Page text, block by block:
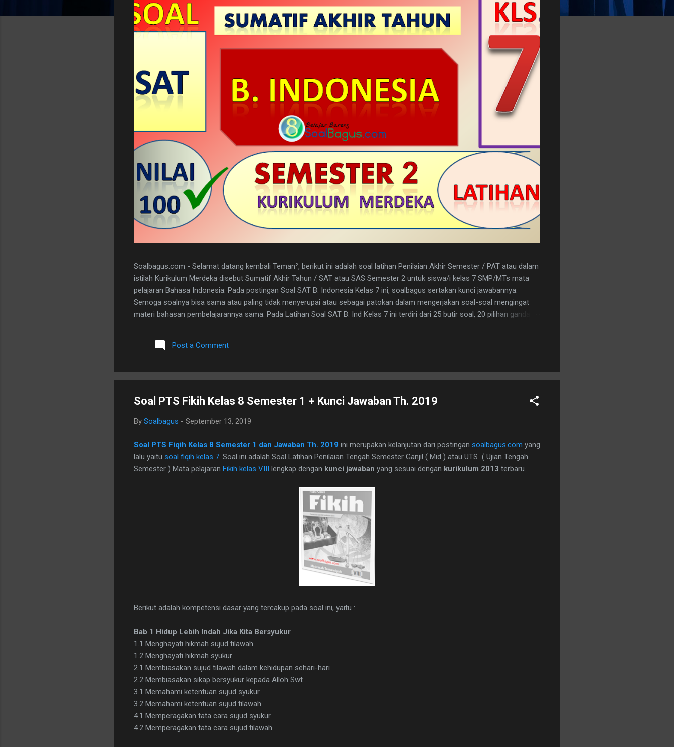
Soalbagus.com - Selamat datang kembali Teman², berikut ini adalah soal latihan Penilaian Akhir Semester / PAT atau dalam
istilah Kurikulum Merdeka disebut Sumatif Akhir Tahun / SAT atau SAS Semester 2 untuk siswa/i kelas 7 SMP/MTs mata
pelajaran Bahasa Indonesia. Pada postingan Soal SAT B. Indonesia Kelas 7 ini, soalbagus sertakan kunci jawabannya.
Semoga soalnya bisa sama atau paling tidak menyerupai atau sebagai patokan dalam mengerjakan soal-soal mengingat
materi bahasan pembelajarannya sama. Pada Latihan Soal SAT B. Ind Kelas 7 ini terdiri dari 25 butir soal, 20 pilihan ganda
dibawah ini. I. PILIHAN GANDA 1. D 2. A 3. C 4. B 5. B 6. B 7. C 8. A 9. D 10. C 11. B 12. D 13. A 14. C 15. A 16. C 17. B 18. B 19.
A 20. D II.URAIAN 1. Judul Berita, Teras Berita, dan Isi Berita 2. Judul buku, nama pembuat buku dan logo penerbit 3. a.
Post a Comment
Soal PTS Fikih Kelas 8 Semester 1 + Kunci Jawaban Th. 2019
By Soalbagus - September 13, 2019
Soal PTS Fiqih Kelas 8 Semester 1 dan Jawaban Th. 2019 ini merupakan kelanjutan dari postingan soalbagus.com yang
lalu yaitu soal fiqih kelas 7 . Soal ini adalah Soal Latihan Penilaian Tengah Semester Ganjil ( Mid ) atau UTS ( Ujian Tengah
Semester ) Mata pelajaran Fikih kelas VIII lengkap dengan kunci jawaban yang sesuai dengan kurikulum 2013 terbaru.
Berikut adalah kompetensi dasar yang tercakup pada soal ini, yaitu :
Bab 1 Hidup Lebih Indah Jika Kita Bersyukur
1.1 Menghayati hikmah sujud tilawah
1.2 Menghayati hikmah syukur
2.1 Membiasakan sujud tilawah dalam kehidupan sehari-hari
2.2 Membiasakan sikap bersyukur kepada Alloh Swt
3.1 Memahami ketentuan sujud syukur
3.2 Memahami ketentuan sujud tilawah
4.1 Memperagakan tata cara sujud syukur
4.2 Memperagakan tata cara sujud tilawah